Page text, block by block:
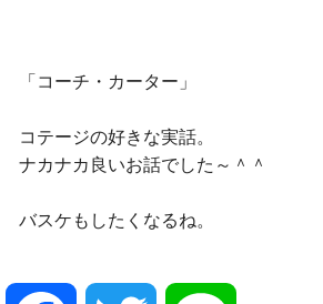
「コーチ・カーター」
コテージの好きな実話。
ナカナカ良いお話でした～＾＾
バスケもしたくなるね。